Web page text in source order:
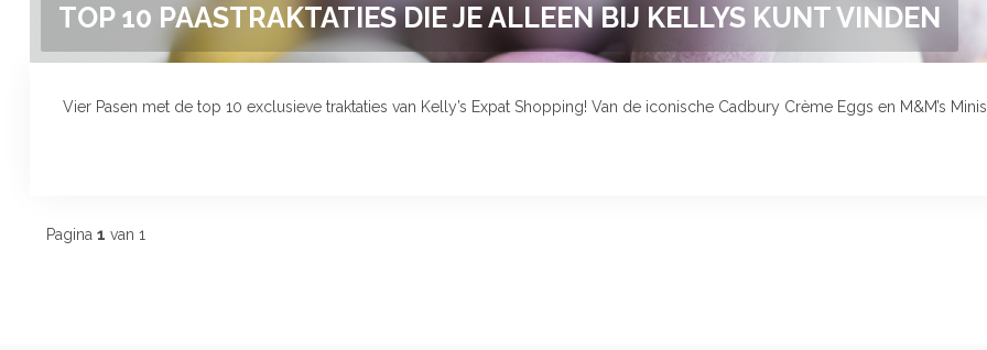
TOP 10 PAASTRAKTATIES DIE JE ALLEEN BIJ KELLYS KUNT VINDEN
Vier Pasen met de top 10 exclusieve traktaties van Kelly’s Expat Shopping! Van de iconische Cadbury Crème Eggs en M&M’s
Pagina 1 van 1